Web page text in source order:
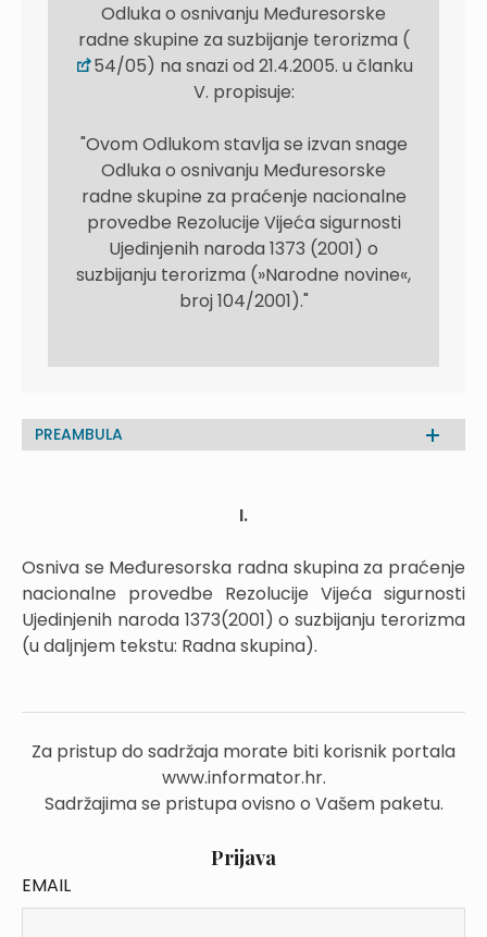
Odluka o osnivanju Međuresorske
radne skupine za suzbijanje terorizma (
54/05) na snazi od 21.4.2005. u članku
V. propisuje:
"Ovom Odlukom stavlja se izvan snage
Odluka o osnivanju Međuresorske
radne skupine za praćenje nacionalne
provedbe Rezolucije Vijeća sigurnosti
Ujedinjenih naroda 1373 (2001) o
suzbijanju terorizma (»Narodne novine«,
broj 104/2001)."
PREAMBULA
I.
Osniva se Međuresorska radna skupina za praćenje
nacionalne provedbe Rezolucije Vijeća sigurnosti
Ujedinjenih naroda 1373(2001) o suzbijanju terorizma
(u daljnjem tekstu: Radna skupina).
Za pristup do sadržaja morate biti korisnik portala
www.informator.hr.
Sadržajima se pristupa ovisno o Vašem paketu.
Prijava
EMAIL